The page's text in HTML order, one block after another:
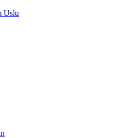
Uslu